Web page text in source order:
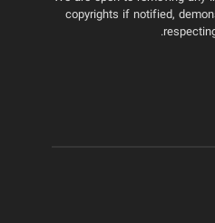
copyrights if notified,